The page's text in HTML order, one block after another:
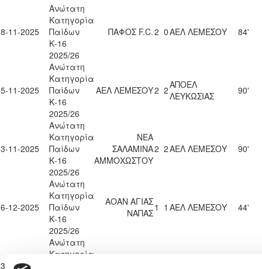
11-2025
Ανώτατη
Κατηγορία
Παίδων
Κ-16
2025/26
ΠΑΦΟΣ F.C.2 0ΑΕΛ ΛΕΜΕΣΟΥ 84'
11-2025
Ανώτατη
Κατηγορία
Παίδων
Κ-16
2025/26
ΑΕΛ ΛΕΜΕΣΟΥ2 2ΑΠΟΕΛ
ΛΕΥΚΩΣΙΑΣ
90'
11-2025
Ανώτατη
Κατηγορία
Παίδων
Κ-16
2025/26
ΝΕΑ
ΣΑΛΑΜΙΝΑ
ΑΜΜΟΧΩΣΤΟΥ
2 2ΑΕΛ ΛΕΜΕΣΟΥ 90'
12-2025
Ανώτατη
Κατηγορία
Παίδων
Κ-16
2025/26
ΑΟΑΝ ΑΓΙΑΣ
ΝΑΠΑΣ1 1 ΑΕΛ ΛΕΜΕΣΟΥ 44'
12-2025
Ανώτατη
Κατηγορία